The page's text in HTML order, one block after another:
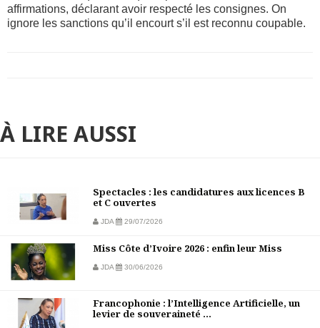
affirmations, déclarant avoir respecté les consignes. On
ignore es sanctions qu’il encourt s’il est reconnu coupable.
À LIRE AUSSI
Spectacles : les candidatures aux licences B
et C ouvertes
JDA 29/07/2026
Miss Côte d’Ivoire 2026 : enfin leur Miss
JDA 30/06/2026
Francophonie : l’Intelligence Artificielle, un
levier de souveraineté ...